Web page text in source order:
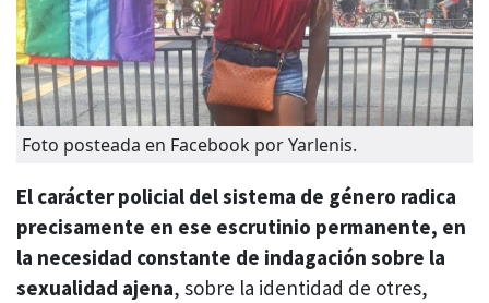
Foto posteada en Facebook por Yarlenis.
El carácter policial del sistema de género radica
precisamente en ese escrutinio permanente, en
la necesidad constante de indagación sobre la
sexualidad ajena, sobre la identidad de otres,